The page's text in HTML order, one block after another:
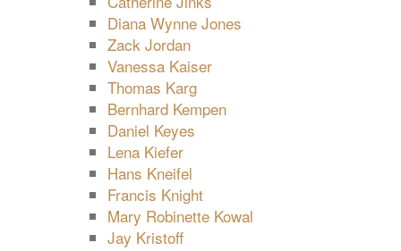
Diana Wynne Jones
Zack Jordan
Vanessa Kaiser
Thomas Karg
Bernhard Kempen
Daniel Keyes
Lena Kiefer
Hans Kneifel
Francis Knight
Mary Robinette Kowal
Jay Kristoff